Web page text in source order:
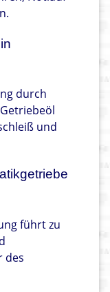
durch
und
führt zu
des